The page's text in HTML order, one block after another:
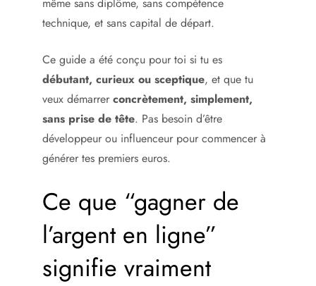
technique, et sans capital de départ.
Ce guide a été conçu pour toi si tu es
débutant, curieux ou sceptique, et que tu
veux démarrer concrètement, simplement,
sans prise de tête. Pas besoin d’être
développeur ou influenceur pour commencer à
générer tes premiers euros.
Ce que “gagner de
l’argent en ligne”
signifie vraiment